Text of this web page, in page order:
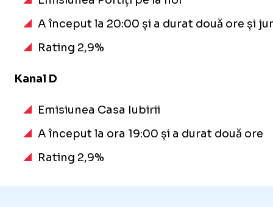
A început la 20:00 și a durat două ore și
Rating 2,9%
Kanal D
Emisiunea Casa Iubirii
A început la ora 19:00 și a durat două ore
Rating 2,9%